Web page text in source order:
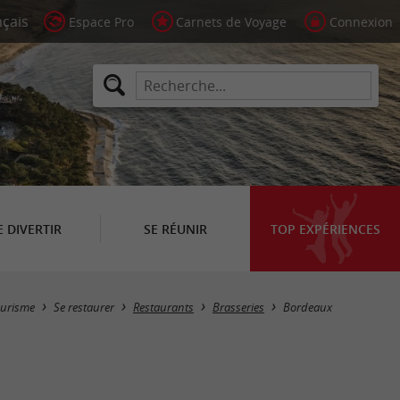
Espace Pro Carnets de Voyage Connexion
DIVERTIR SE RÉUNIR TOP EXPÉRIENCES
Masquer la carte
Se restaurer Restaurants Brasseries Bordeaux